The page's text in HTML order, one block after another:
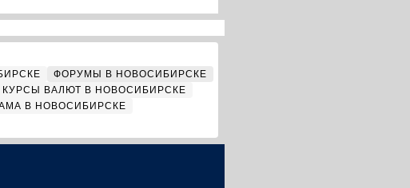
ФОРУМЫ В НОВОСИБИРСКЕ
КУРСЫ ВАЛЮТ В НОВОСИБИРСКЕ
В НОВОСИБИРСКЕ